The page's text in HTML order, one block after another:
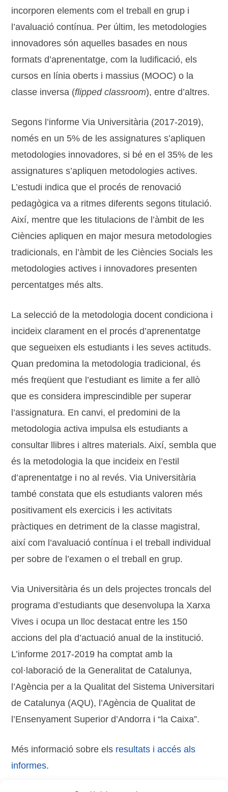
incorporen elements com el treball en grup i
l’avaluació contínua. Per últim, les metodologies
innovadores són aquelles basades en nous
formats d’aprenentatge, com la ludificació, els
cursos en línia oberts i massius (MOOC) o la
classe inversa (flipped classroom), entre d’altres.
Segons l’informe Via Universitària (2017-2019),
només en un 5% de les assignatures s’apliquen
metodologies innovadores, si bé en el 35% de les
assignatures s’apliquen metodologies actives.
L’estudi indica que el procés de renovació
pedagògica va a ritmes diferents segons titulació.
Així, mentre que les titulacions de l’àmbit de les
Ciències apliquen en major mesura metodologies
tradicionals, en l’àmbit de les Ciències Socials les
metodologies actives i innovadores presenten
percentatges més alts.
La selecció de la metodologia docent condiciona i
incideix clarament en el procés d’aprenentatge
que segueixen els estudiants i les seves actituds.
Quan predomina la metodologia tradicional, és
més freqüent que l’estudiant es limite a fer allò
que es considera imprescindible per superar
l’assignatura. En canvi, el predomini de la
metodologia activa impulsa els estudiants a
consultar llibres i altres materials. Així, sembla que
és la metodologia la que incideix en l’estil
d’aprenentatge i no al revés. Via Universitària
també constata que els estudiants valoren més
positivament els exercicis i les activitats
pràctiques en detriment de la classe magistral,
així com l’avaluació contínua i el treball individual
per sobre de l’examen o el treball en grup.
Via Universitària és un dels projectes troncals del
programa d’estudiants que desenvolupa la Xarxa
Vives i ocupa un lloc destacat entre les 150
accions del pla d’actuació anual de la institució.
L’informe 2017-2019 ha comptat amb la
col·laboració de la Generalitat de Catalunya,
l’Agència per a la Qualitat del Sistema Universitari
de Catalunya (AQU), l’Agència de Qualitat de
l’Ensenyament Superior d’Andorra i “la Caixa”.
Més informació sobre els resultats i accés als
informes.